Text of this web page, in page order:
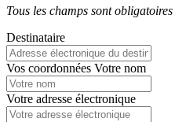
Tous les champs sont obligatoires
Destinataire
Vos coordonnées Votre nom
Votre adresse électronique